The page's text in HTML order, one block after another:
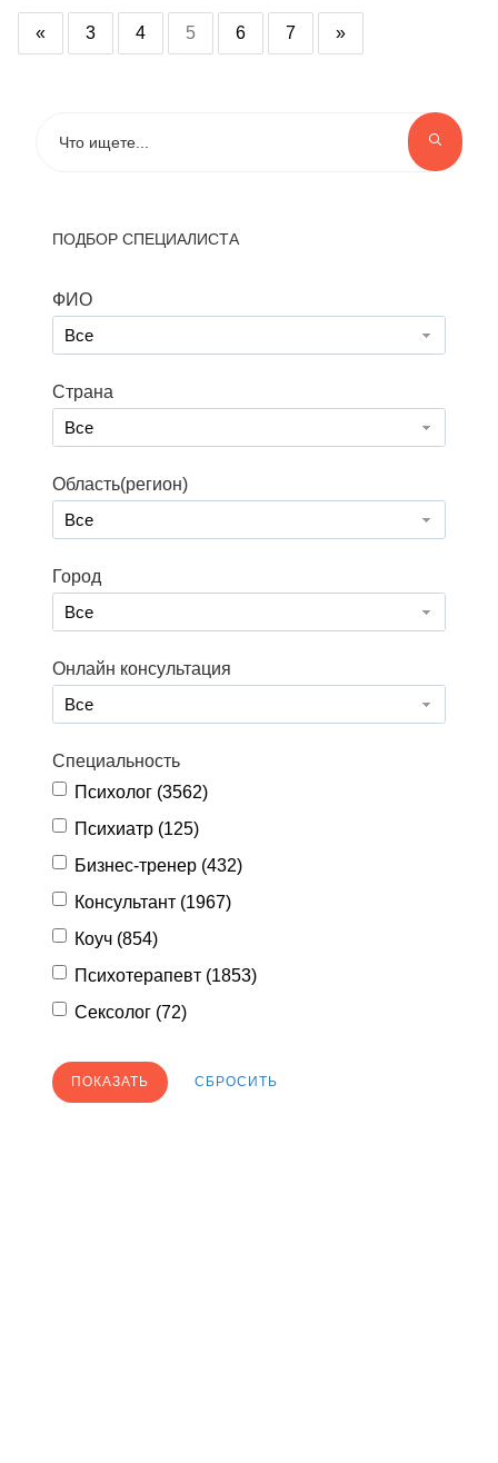
« 3 4 5 6 7 »
ПОДБОР СПЕЦИАЛИСТА
ФИО
Все
Страна
Все
Область(регион)
Все
Город
Все
Онлайн консультация
Все
Специальность
Психолог (3562)
Психиатр (125)
Бизнес-тренер (432)
Консультант (1967)
Коуч (854)
Психотерапевт (1853)
Сексолог (72)